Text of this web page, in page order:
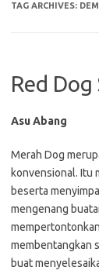
TAG ARCHIVES:
Red
Asu Abang
Merah Dog
konvensional. Itu
beserta
mengenang
membentangkan
buat